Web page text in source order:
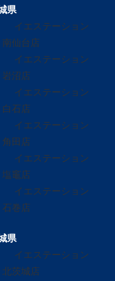
県
イエステーション
南仙台店
イエステーション
岩沼店
イエステーション
白石店
イエステーション
角田店
イエステーション
塩竈店
イエステーション
石巻店
県
イエステーション
北茨城店